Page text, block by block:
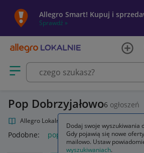
Allegro Smart! Kupuj i
Sprawdź »
Otwórz menu z kategoriami
Pop Dobrzyjałowo6 ogłoszeń
Allegro Lokalnie
Podobne: pop funko pop k pop
Dodaj swoje wyszukiwania
Gdy pojawią się nowe
mailowo. Ustaw
wyszukiwaniach.